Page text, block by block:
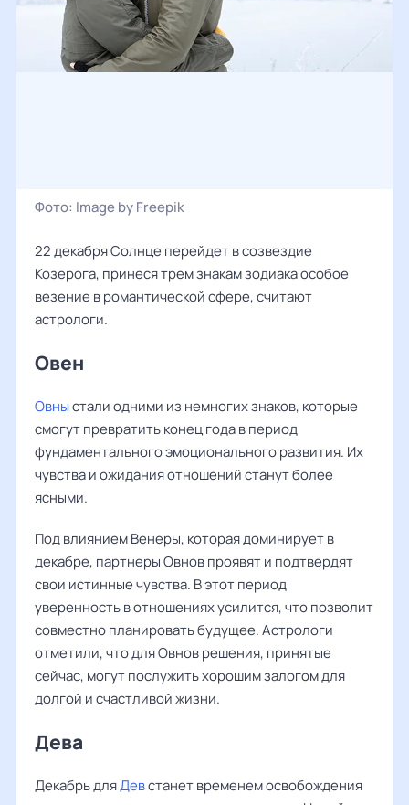
Фото: Image by Freepik
22 декабря Солнце перейдет в созвездие
Козерога, принеся трем знакам зодиака особое
везение в романтической сфере, считают
астрологи.
Овен
Овныстали одними из немногих знаков, которые
смогут превратить конец года в период
фундаментального эмоционального развития. Их
чувства и ожидания отношений станут более
ясными.
Под влиянием Венеры, которая доминирует в
декабре, партнеры Овнов проявят и подтвердят
свои истинные чувства. В этот период
уверенность в отношениях усилится, что позволит
совместно планировать будущее. Астрологи
отметили, что для Овнов решения, принятые
сейчас, могут послужить хорошим залогом для
долгой и счастливой жизни.
Дева
Декабрь дляДевстанет временем освобождения